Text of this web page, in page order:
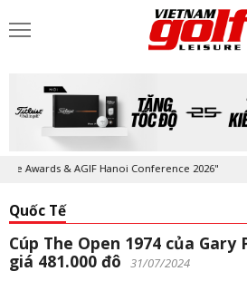
& AGIF Hanoi Conference 2026"
Quốc Tế
Cúp The Open 1974 của
giá 481.000 đô
31/07/2024